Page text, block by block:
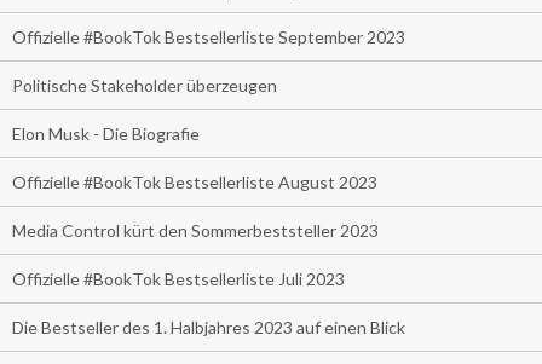
Offizielle #BookTok Bestsellerliste September 2023
Politische Stakeholder überzeugen
Elon Musk - Die Biografie
Offizielle #BookTok Bestsellerliste August 2023
Media Control kürt den Sommerbeststeller 2023
Offizielle #BookTok Bestsellerliste Juli 2023
Die Bestseller des 1. Halbjahres 2023 auf einen Blick